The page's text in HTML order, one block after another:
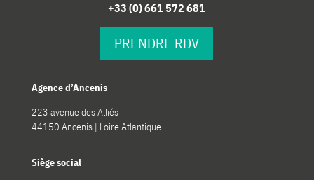
+33 (0) 661 572 681
PRENDRE RDV
Agence d’Ancenis
223 avenue des Alliés
44150 Ancenis | Loire Atlantique
Siège social